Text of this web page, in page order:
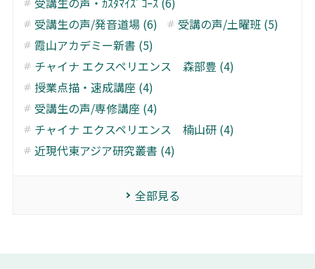
受講生の声/発音道場 (6)
受講の声/土曜班 (5)
霞山アカデミー新書 (5)
チャイナ エクスペリエンス 森部豊 (4)
授業点描・速成講座 (4)
受講生の声/専修講座 (4)
チャイナ エクスペリエンス 楠山研 (4)
近現代東アジア研究叢書 (4)
全部見る